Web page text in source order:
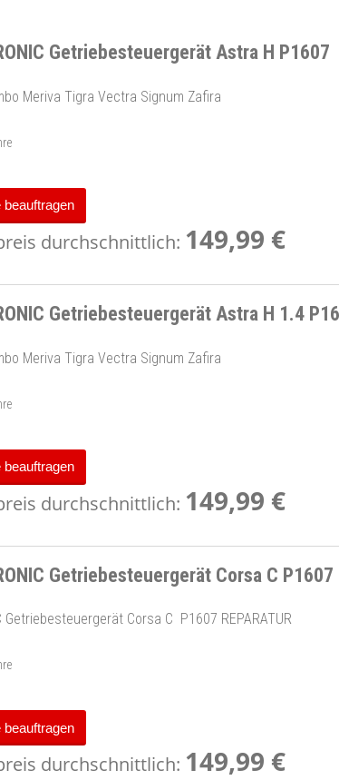
Getriebesteuergerät Astra H P1607
Meriva Tigra Vectra Signum Zafira
durchschnittlich: 149,99 €
Getriebesteuergerät Astra H 1.4
Meriva Tigra Vectra Signum Zafira
durchschnittlich: 149,99 €
Getriebesteuergerät Corsa C P1607
Getriebesteuergerät Corsa C P1607 REPARATUR
durchschnittlich: 149,99 €